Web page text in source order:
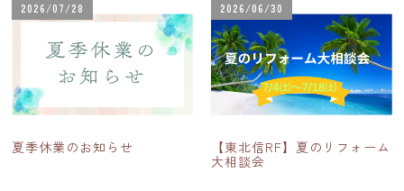
2026/07/28
夏季休業のお知らせ
2026/06/30
【東北信RF】夏のリフォーム
大相談会